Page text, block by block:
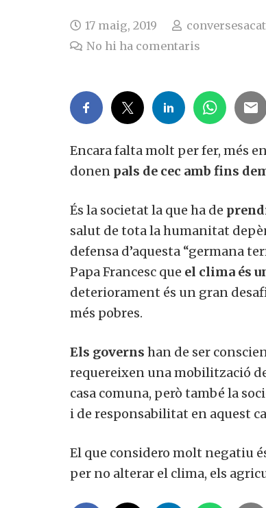
17 maig, 2019
No hi ha comentaris
Encara falta molt per fer, més
donen pals de cec amb fins
És la societat la que ha de
salut de tota la humanitat
defensa d’aquesta “germana
Papa Francesc que el clima és
deteriorament és un gran
més pobres.
Els governs han de ser
requereixen una mobilització
casa comuna, però també la
i de responsabilitat en aquest
El que considero molt negatiu
per no alterar el clima, els